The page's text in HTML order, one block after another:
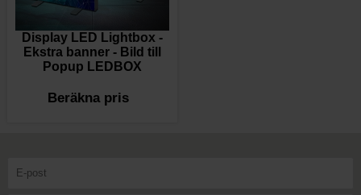
Display LED Lightbox -
Ekstra banner - Bild till
Popup LEDBOX
Beräkna pris